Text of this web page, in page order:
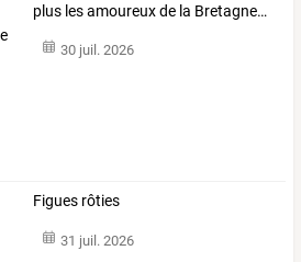
plus lesamoureuxde la Bretagne…
30 juil. 2026
Figues rôties
31 juil. 2026